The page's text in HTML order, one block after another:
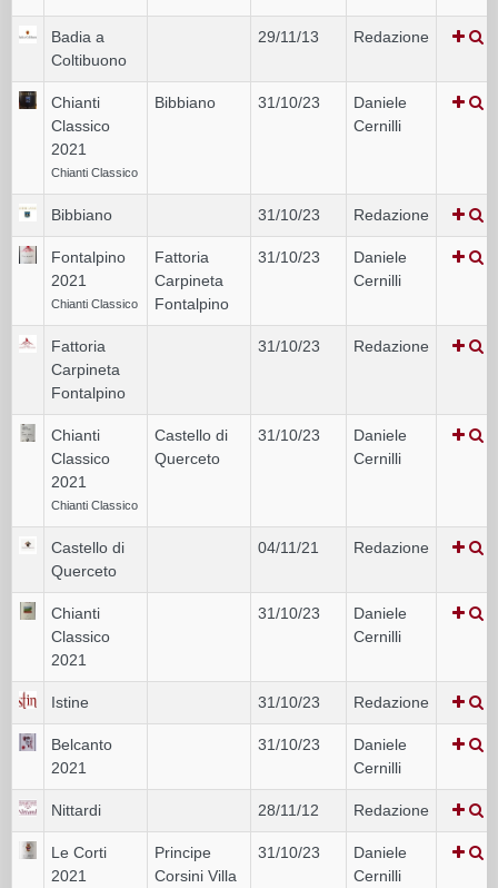
Badia a
Coltibuono
29/11/13 Redazione
Chianti
Classico
2021
Chianti Classico
Bibbiano 31/10/23
Daniele
Cernilli
Bibbiano 31/10/23 Redazione
Fontalpino
2021
Chianti Classico
Fattoria
Carpineta
Fontalpino
31/10/23
Daniele
Cernilli
Fattoria
Carpineta
Fontalpino
31/10/23 Redazione
Chianti
Classico
2021
Chianti Classico
Castello di
Querceto
31/10/23
Daniele
Cernilli
Castello di
Querceto
04/11/21 Redazione
Chianti
Classico
2021
31/10/23
Daniele
Cernilli
Istine 31/10/23 Redazione
Belcanto
2021
31/10/23
Daniele
Cernilli
Nittardi 28/11/12 Redazione
Le Corti
2021
Principe
Corsini Villa
31/10/23
Daniele
Cernilli